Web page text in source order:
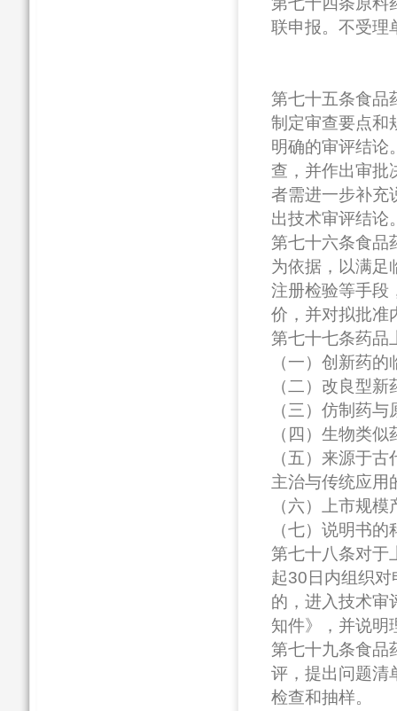
联申报。不受理
第七十五条食品
制定审查要点和
明确的审评结论
查，并作出审批
者需进一步补充
出技术审评结论
第七十六条食品
为依据，以满足
注册检验等手段
价，并对拟批准
第七十七条药品
（一）创新药
（二）改良型
（三）仿制药
（四）生物类
（五）来源于
主治与传统应用
（六）上市规
（七）说明书
第七十八条对于
起30日内组织
的，进入技术审
知件》，并说明
第七十九条食品
评，提出问题清
检查和抽样。